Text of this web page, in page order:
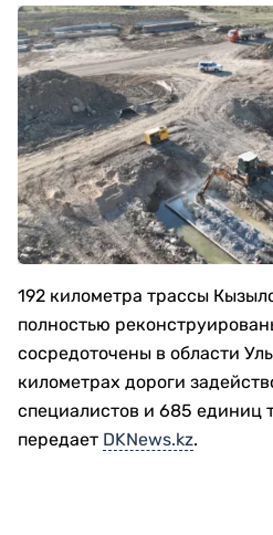
192 километра трассы
полностью
сосредоточены в области
километрах дороги
специалистов и 685 единиц
передает DKNews.kz.